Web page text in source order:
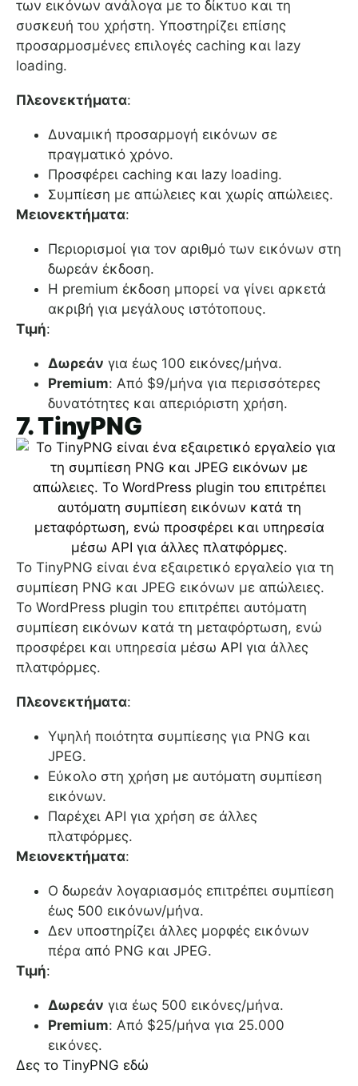
των εικόνων ανάλογα με το δίκτυο και τη
συσκευή του χρήστη. Υποστηρίζει επίσης
προσαρμοσμένες επιλογές caching και lazy
loading.
Πλεονεκτήματα:
Δυναμική προσαρμογή εικόνων σε
πραγματικό χρόνο.
Προσφέρει caching και lazy loading.
Συμπίεση με απώλειες και χωρίς απώλειες.
Μειονεκτήματα:
Περιορισμοί για τον αριθμό των εικόνων στη
δωρεάν έκδοση.
Η premium έκδοση μπορεί να γίνει αρκετά
ακριβή για μεγάλους ιστότοπους.
Τιμή:
Δωρεάν για έως 100 εικόνες/μήνα.
Premium: Από $9/μήνα για περισσότερες
δυνατότητες και απεριόριστη χρήση.
7. TinyPNG
Το TinyPNG είναι ένα εξαιρετικό εργαλείο για τη
συμπίεση PNG και JPEG εικόνων με απώλειες.
Το WordPress plugin του επιτρέπει αυτόματη
συμπίεση εικόνων κατά τη μεταφόρτωση, ενώ
προσφέρει και υπηρεσία μέσω API για άλλες
πλατφόρμες.
Πλεονεκτήματα:
Υψηλή ποιότητα συμπίεσης για PNG και
JPEG.
Εύκολο στη χρήση με αυτόματη συμπίεση
εικόνων.
Παρέχει API για χρήση σε άλλες
πλατφόρμες.
Μειονεκτήματα:
Ο δωρεάν λογαριασμός επιτρέπει συμπίεση
έως 500 εικόνων/μήνα.
Δεν υποστηρίζει άλλες μορφές εικόνων
πέρα από PNG και JPEG.
Τιμή:
Δωρεάν για έως 500 εικόνες/μήνα.
Premium: Από $25/μήνα για 25.000
εικόνες.
Δες το TinyPNG εδώ